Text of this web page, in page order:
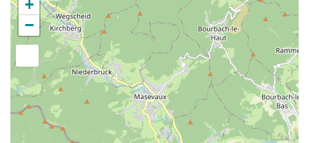
+
−
Appuyez sur Entrée pour rechercher